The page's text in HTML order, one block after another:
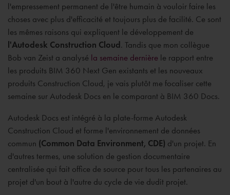
l'empressement permanent de l'être humain à vouloir faire les
choses avec plus d'efficacité et toujours plus de facilité. Ce sont
les mêmes raisons qui expliquent le développement de
l'Autodesk Construction Cloud . Tandis que mon collègue
Bob van Zeist a analysé la semaine dernière le rapport entre
les produits BIM 360 Next Gen existants et les nouveaux
produits Construction Cloud, je vais plutôt me focaliser cette
semaine sur Autodesk Docs en le comparant à BIM 360 Docs.
Autodesk Docs est intégré à la plate-forme Autodesk
Construction Cloud et forme l'environnement de données
commun (Common Data Environment, CDE) d'un projet. En
d'autres termes, une solution de gestion documentaire
centralisée qui fait office de source pour tous les partenaires au
projet d'un bout à l'autre du cycle de vie dudit projet.